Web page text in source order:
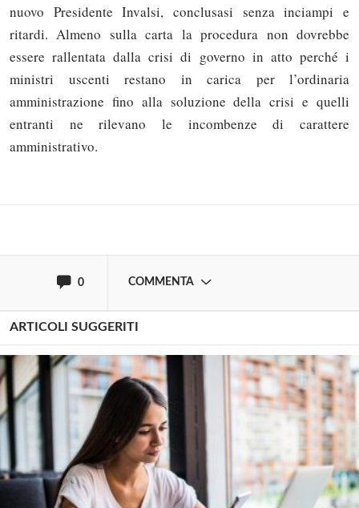
nuovo Presidente Invalsi, conclusasi senza inciampi e
ritardi. Almeno sulla carta la procedura non dovrebbe
essere rallentata dalla crisi di governo in atto perché i
ministri uscenti restano in carica per l’ordinaria
amministrazione fino alla soluzione della crisi e quelli
entranti ne rilevano le incombenze di carattere
amministrativo.
0 COMMENTA
Solo gli utenti registrati possono
commentare!
ARTICOLI SUGGERITI